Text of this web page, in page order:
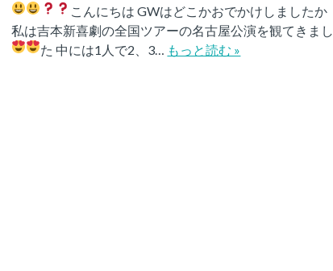
こんにちは GWはどこかおでかけしましたか
私は吉本新喜劇の全国ツアーの名古屋公演を観てきまし
た 中には1人で2、3… もっと読む »